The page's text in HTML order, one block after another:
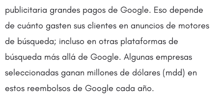
publicitaria grandes pagos de Google. Eso depende
de cuánto gasten sus clientes en anuncios de motores
de búsqueda; incluso en otras plataformas de
búsqueda más allá de Google. Algunas empresas
seleccionadas ganan millones de dólares (mdd) en
estos reembolsos de Google cada año.